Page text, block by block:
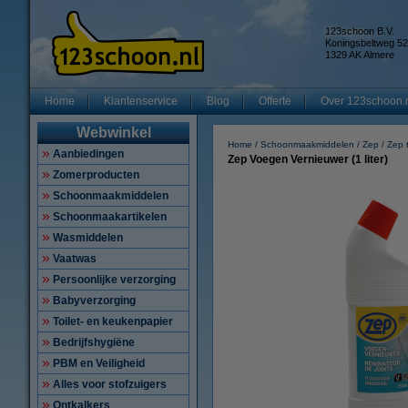
123schoon B.V.
Koningsbeltweg 52
1329 AK Almere
Home Klantenservice Blog Offerte Over
Webwinkel
Aanbiedingen
Zomerproducten
Schoonmaakmiddelen
Schoonmaakartikelen
Wasmiddelen
Vaatwas
Persoonlijke verzorging
Babyverzorging
Toilet- en keukenpapier
Bedrijfshygiëne
PBM en Veiligheid
Alles voor stofzuigers
Ontkalkers
Home Schoonmaakmiddelen Zep Zep
Zep Voegen Vernieuwer (1 liter)